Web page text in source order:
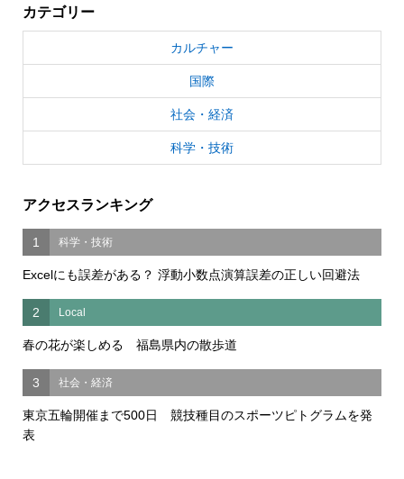
カテゴリー
カルチャー
国際
社会・経済
科学・技術
アクセスランキング
1 科学・技術
Excelにも誤差がある？ 浮動小数点演算誤差の正しい回避法
2 Local
春の花が楽しめる 福島県内の散歩道
3 社会・経済
東京五輪開催まで500日 競技種目のスポーツピトグラムを発
表